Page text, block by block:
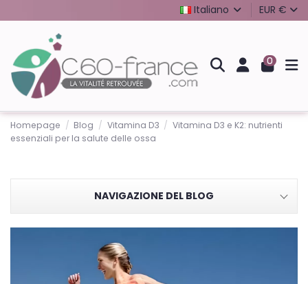
Italiano EUR €
0
Homepage Blog Vitamina D3
Vitamina D3 e K2: nutrienti
essenziali per la salute delle ossa
NAVIGAZIONE DEL BLOG